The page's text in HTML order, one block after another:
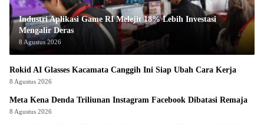
Industri Aplikasi Game RI Melejit 18% Lebih Investasi
Mengalir Deras
8 Agustus 2026
Rokid AI Glasses Kacamata Canggih Ini Siap Ubah Cara Kerja
8 Agustus 2026
Meta Kena Denda Triliunan Instagram Facebook Dibatasi Remaja
8 Agustus 2026